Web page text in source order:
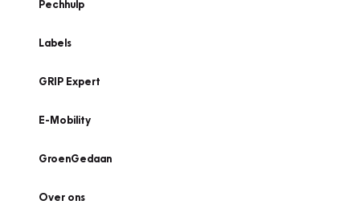
Pechhulp
Labels
GRIP Expert
E-Mobility
GroenGedaan
Over ons